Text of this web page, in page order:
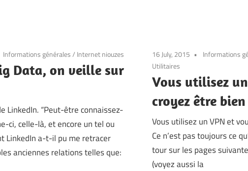
Informations générales/ Internet niouzes
Data, on veille sur
LinkedIn. “Peut-être connaissez-
ci, celle-là, et encore un tel ou
LinkedIn a-t-il pu me retracer
anciennes relations telles que:
16 July, 2015 Informations
Utilitaires
Vous utilisez
croyez être bien
Vous utilisez un VPN et
Ce n’est pas toujours ce
tour sur les pages
(voyez aussi la